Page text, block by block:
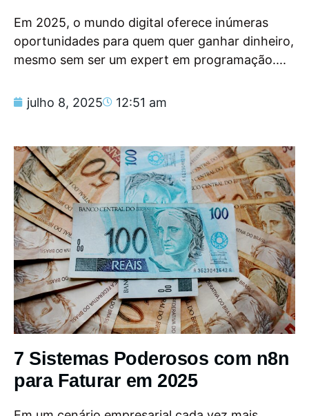
Em 2025, o mundo digital oferece inúmeras
oportunidades para quem quer ganhar dinheiro,
mesmo sem ser um expert em programação....
julho 8, 2025 12:51 am
7 Sistemas Poderosos com n8n
para Faturar em 2025